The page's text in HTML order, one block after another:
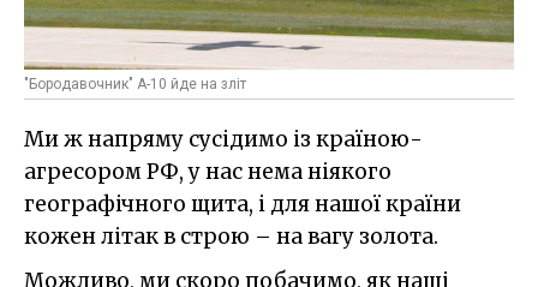
"Бородавочник" А-10 йде на зліт
Ми ж напряму сусідимо із країною-
агресором РФ, у нас нема ніякого
географічного щита, і для нашої країни
кожен літак в строю – на вагу золота.
Можливо, ми скоро побачимо, як наші